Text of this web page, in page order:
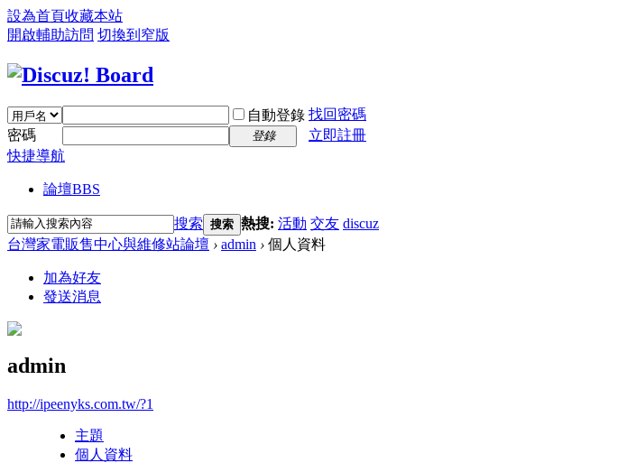
設為首頁收藏本站
開啟輔助訪問 切換到窄版
自動登錄 找回密碼
密碼
登錄
立即註冊
快捷導航
論壇BBS
搜索 搜索 熱搜: 活動 交友 discuz
台灣家電販售中心與維修站論壇 › admin › 個人資料
加為好友
發送消息
admin
http://ipeenyks.com.tw/?1
主題
個人資料